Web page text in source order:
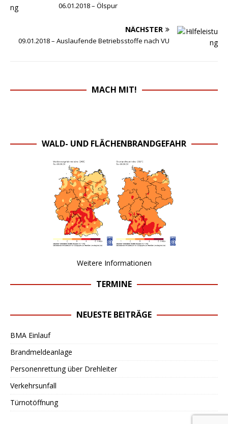
06.01.2018 – Ölspur
NÄCHSTER
09.01.2018 – Auslaufende Betriebsstoffe nach VU
MACH MIT!
WALD- UND FLÄCHENBRANDGEFAHR
Weitere Informationen
TERMINE
NEUESTE BEITRÄGE
BMA Einlauf
Brandmeldeanlage
Personenrettung über Drehleiter
Verkehrsunfall
Türnotöffnung